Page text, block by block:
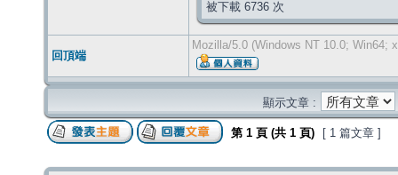
被下載 6736 次
回頂端
Mozilla/5.0 (Windows NT 10.0; Win64;
顯示文章 :
第 1 頁 (共 1 頁) [ 1 篇文章 ]